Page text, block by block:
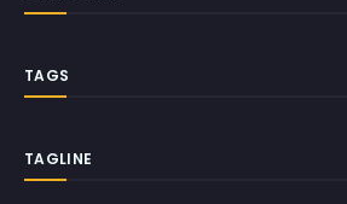
TAGS
TAGLINE